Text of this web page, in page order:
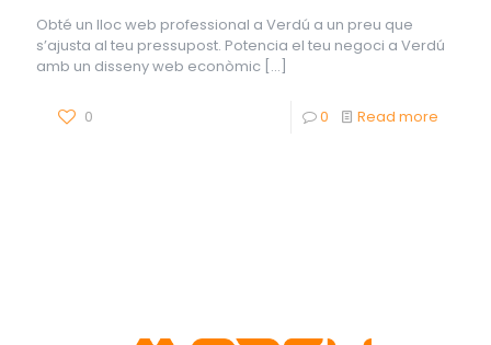
Obté un lloc web professional a Verdú a un preu que
s’ajusta al teu pressupost. Potencia el teu negoci a Verdú
amb un disseny web econòmic […]
0 0 Read more